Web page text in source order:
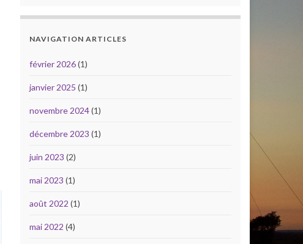
NAVIGATION ARTICLES
février 2026(1)
janvier 2025 (1)
novembre 2024(1)
décembre 2023 (1)
juin 2023 (2)
mai 2023 (1)
août 2022 (1)
mai 2022 (4)